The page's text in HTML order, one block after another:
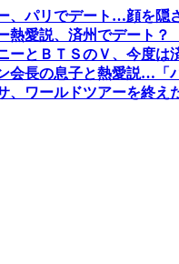
、パリでデート…顔を隠
熱愛説、済州でデート
ーとＢＴＳのＶ、今度は
会長の息子と熱愛説…「
、ワールドツアーを終え